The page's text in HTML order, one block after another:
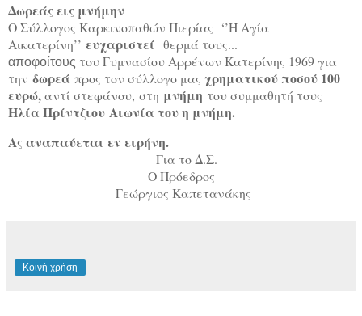
Δωρεάς εις μνήμην
Ο Σύλλογος Καρκινοπαθών Πιερίας ‘’Η Αγία
Αικατερίνη’’ ευχαριστεί θερμά τους...
αποφοίτους του Γυμνασίου Αρρένων Κατερίνης 1969 για
την δωρεά προς τον σύλλογο μας χρηματικού ποσού 100
ευρώ,αντί στεφάνου, στη μνήμη του συμμαθητή τους
Ηλία Πρίντζιου Αιωνία του η μνήμη.
Ας αναπαύεται εν ειρήνη.
Για το Δ.Σ.
Ο Πρόεδρος
Γεώργιος Καπετανάκης
Κοινή χρήση